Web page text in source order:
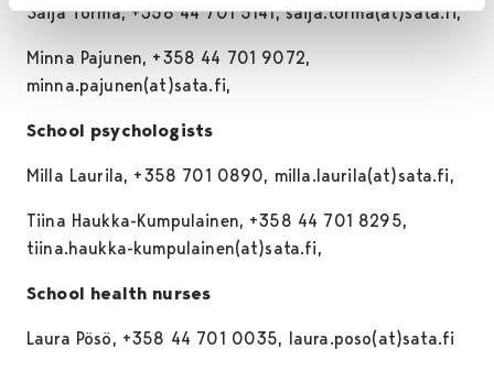
Saija Törmä, +358 44 701 5141, saija.torma(at)sata.fi,
Minna Pajunen, +358 44 701 9072,
minna.pajunen(at)sata.fi,
School psychologists
Milla Laurila, +358 701 0890, milla.laurila(at)sata.fi,
Tiina Haukka-Kumpulainen, +358 44 701 8295,
tiina.haukka-kumpulainen(at)sata.fi,
School health nurses
Laura Pösö, +358 44 701 0035, laura.poso(at)sata.fi